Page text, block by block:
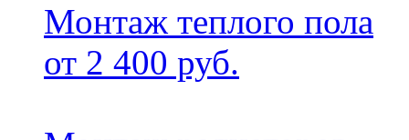
Монтаж теплого пола
от 2 400 руб.